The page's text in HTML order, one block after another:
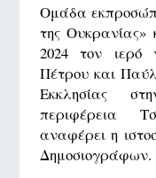
Ομάδα
της Ουκρανίας»
2024 τον
Πέτρου και
Εκκλησίας
περιφέρεια
αναφέρει η
Δημοσιογράφων.